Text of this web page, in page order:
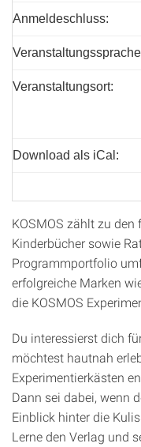
Anmeldeschluss:
Veranstaltungsort:
Download als iCal:
KOSMOS zählt zu den
Kinderbücher sowie
Programmportfolio
erfolgreiche Marken
die KOSMOS
Du interessierst dich
möchtest hautnah
Experimentierkästen
Dann sei dabei, wenn
Einblick hinter die
Lerne den Verlag und